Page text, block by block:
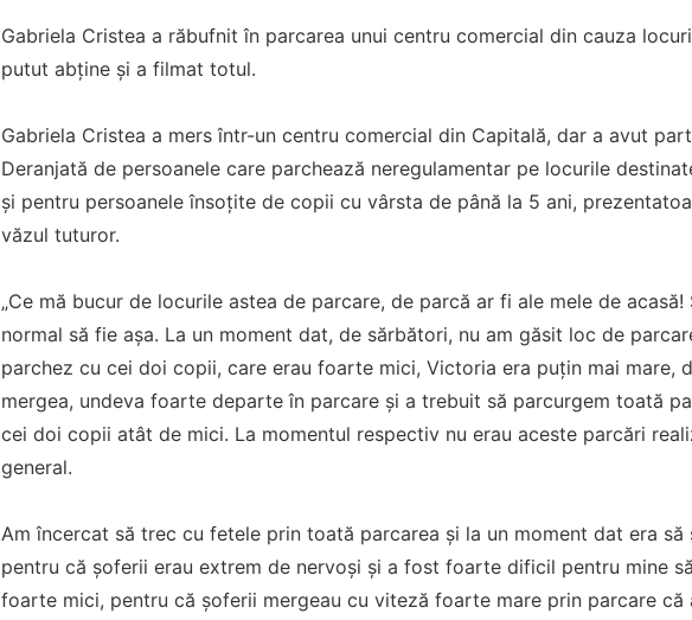
Gabriela Cristea a răbufnit în parcarea unui centru comercial din cauza
putut abține și a filmat totul.
Gabriela Cristea a mers într-un centru comercial din Capitală, dar a avut
Deranjată de persoanele care parchează neregulamentar pe locurile
și pentru persoanele însoțite de copii cu vârsta de până la 5 ani,
văzul tuturor.
„Ce mă bucur de locurile astea de parcare, de parcă ar fi ale mele de
normal să fie așa. La un moment dat, de sărbători, nu am găsit loc de
parchez cu cei doi copii, care erau foarte mici, Victoria era puțin mai mare,
mergea, undeva foarte departe în parcare și a trebuit să parcurgem toată
cei doi copii atât de mici. La momentul respectiv nu erau aceste parcări
general.
Am încercat să trec cu fetele prin toată parcarea și la un moment dat era
pentru că șoferii erau extrem de nervoși și a fost foarte dificil pentru mine
foarte mici, pentru că șoferii mergeau cu viteză foarte mare prin parcare că